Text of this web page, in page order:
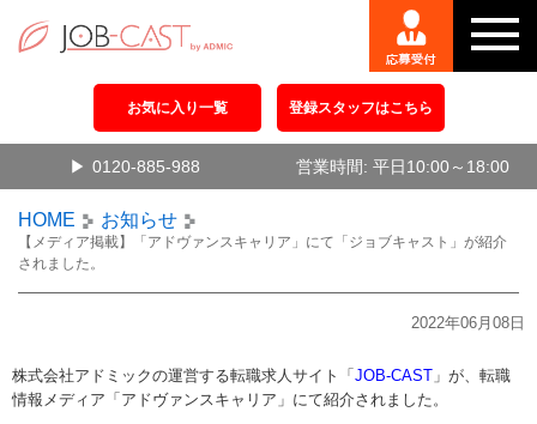
お気に入り一覧 登録スタッフはこちら
0120-885-988 営業時間: 平日10:00～18:00
HOME お知らせ
【メディア掲載】「アドヴァンスキャリア」にて「ジョブキャスト」が紹介
されました。
2022年06月08日
株式会社アドミックの運営する転職求人サイト「 JOB-CAST 」が、転職
情報メディア「アドヴァンスキャリア」にて紹介されました。